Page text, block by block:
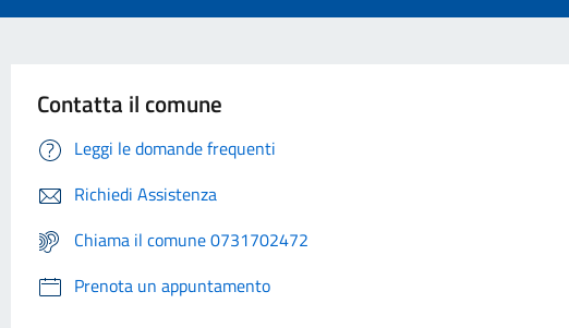
Contatta il comune
Leggi le domande frequenti
Richiedi Assistenza
Chiama il comune 0731702472
Prenota un appuntamento